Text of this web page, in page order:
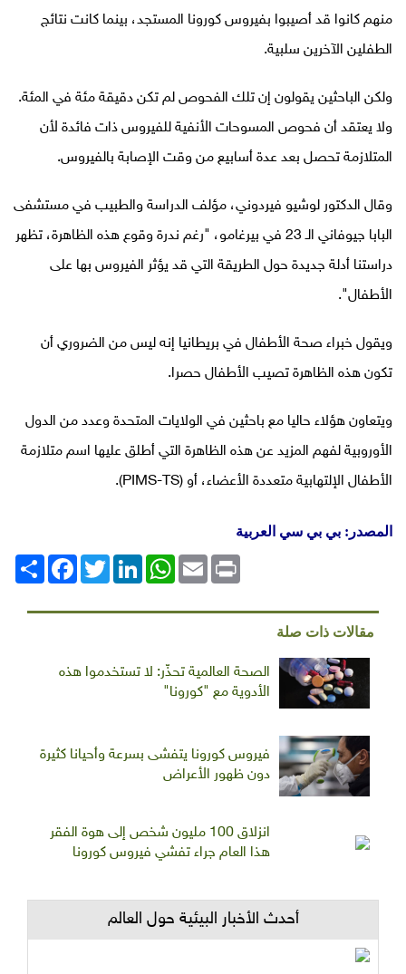
منهم كانوا قد أصيبوا بفيروس كورونا المستجد، بينما كانت نتائج
الطفلين الآخرين سلبية.
ولكن الباحثين يقولون إن تلك الفحوص لم تكن دقيقة مئة في المئة.
ولا يعتقد أن فحوص المسوحات الأنفية للفيروس ذات فائدة لأن
المتلازمة تحصل بعد عدة أسابيع من وقت الإصابة بالفيروس.
وقال الدكتور لوشيو فيردوني، مؤلف الدراسة والطبيب في مستشفى
البابا جيوفاني الـ 23 في بيرغامو، "رغم ندرة وقوع هذه الظاهرة، تظهر
دراستنا أدلة جديدة حول الطريقة التي قد يؤثر الفيروس بها على
الأطفال".
ويقول خبراء صحة الأطفال في بريطانيا إنه ليس من الضروري أن
تكون هذه الظاهرة تصيب الأطفال حصرا.
ويتعاون هؤلاء حاليا مع باحثين في الولايات المتحدة وعدد من الدول
الأوروبية لفهم المزيد عن هذه الظاهرة التي أطلق عليها اسم متلازمة
الأطفال الإلتهابية متعددة الأعضاء، أو (PIMS-TS).
المصدر: بي بي سي العربية
انشر
FacebookTwitterLinkedIn
WhatsAppEmail Print
مقالات ذات صلة
الصحة العالمية تحذّر: لا تستخدموا هذه
الأدوية مع "كورونا"
فيروس كورونا يتفشى بسرعة وأحيانا كثيرة
دون ظهور الأعراض
انزلاق 100 مليون شخص إلى هوة الفقر
هذا العام جراء تفشي فيروس كورونا
أحدث الأخبار البيئية حول العالم